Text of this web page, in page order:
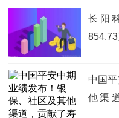
长阳
中国
他渠